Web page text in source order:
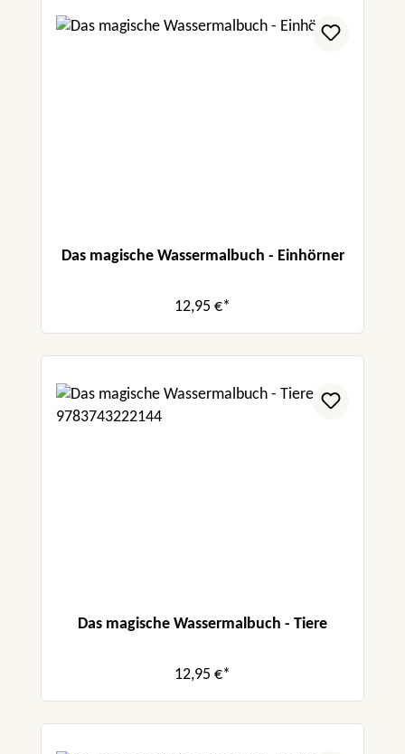
Das magische Wassermalbuch - Einhörner
12,95 €*
Das magische Wassermalbuch - Tiere
12,95 €*